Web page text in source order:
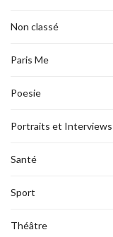
Non classé
Paris Me
Poesie
Portraits et Interviews
Santé
Sport
Théâtre